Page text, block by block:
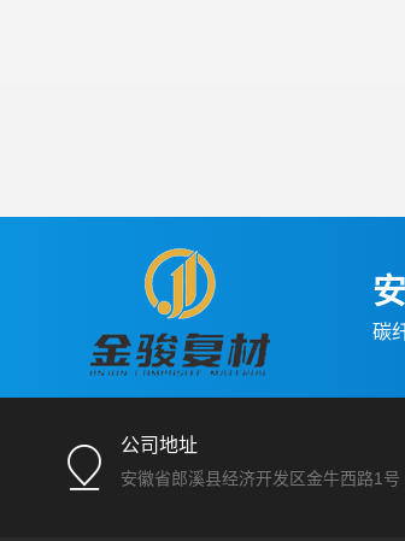
碳
公司地址
安徽省郎溪县经济开发区金牛西路1号